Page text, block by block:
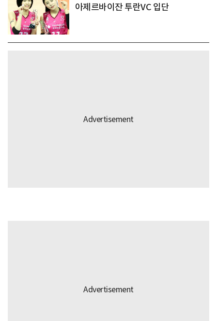
아제르바이잔 투란VC 입단